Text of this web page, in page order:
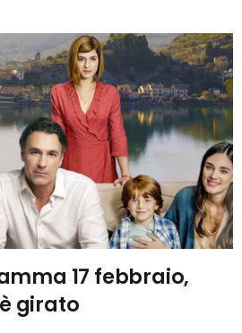
17 febbraio,
girato